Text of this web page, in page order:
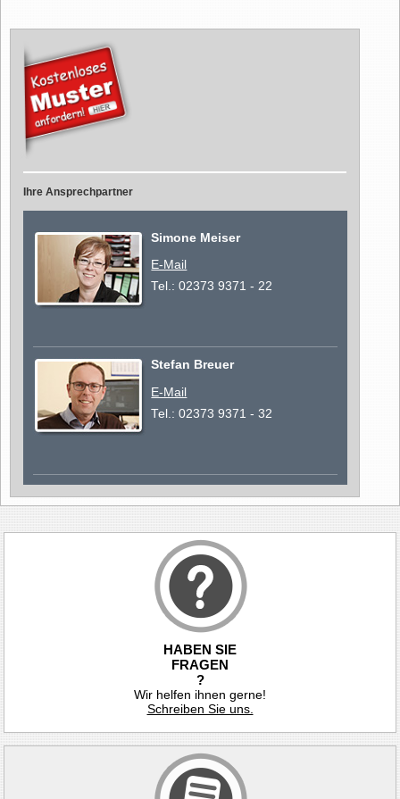
Ihre Ansprechpartner
Simone Meiser
E-Mail
Tel.:02373 9371 - 22
Stefan Breuer
E-Mail
Tel.:02373 9371 - 32
HABEN SIE
FRAGEN
?
Wir helfen ihnen gerne!
Schreiben Sie uns.